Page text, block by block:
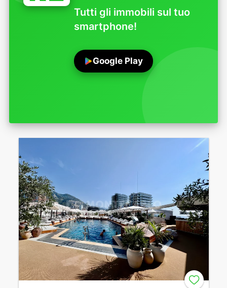
Tutti gli immobili sul tuo
smartphone!
Google Play